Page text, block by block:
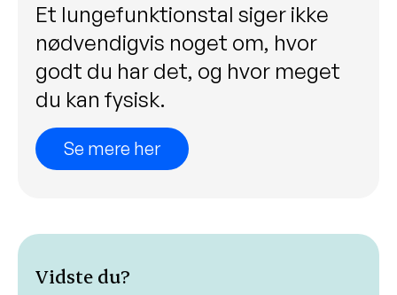
Et lungefunktionstal siger ikke
nødvendigvis noget om, hvor
godt du har det, og hvor meget
du kan fysisk.
Se mere her
Vidste du?